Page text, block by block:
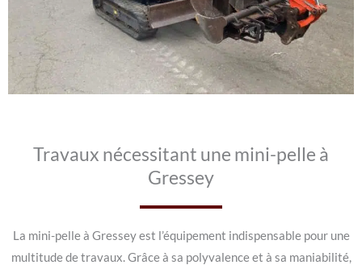
Travaux nécessitant une mini-pelle à
Gressey
La mini-pelle à Gressey est l’équipement indispensable pour une
multitude de travaux. Grâce à sa polyvalence et à sa maniabilité,